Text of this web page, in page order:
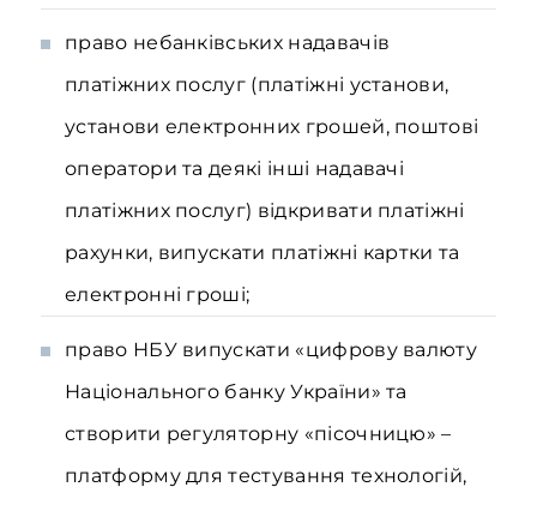
право небанківських надавачів
платіжних послуг (платіжні установи,
установи електронних грошей, поштові
оператори та деякі інші надавачі
платіжних послуг) відкривати платіжні
рахунки, випускати платіжні картки та
електронні гроші;
право НБУ випускати «цифрову валюту
Національного банку України» та
створити регуляторну «пісочницю» –
платформу для тестування технологій,